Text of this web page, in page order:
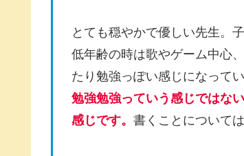
とても穏やかで優しい先生。
低年齢の時は歌やゲーム中心
たり勉強っぽい感じになってい
勉強勉強っていう感じではな
感じです。 書くことについて